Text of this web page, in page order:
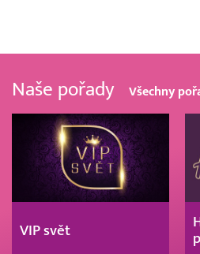
Naše pořady Všechny
VIP svět